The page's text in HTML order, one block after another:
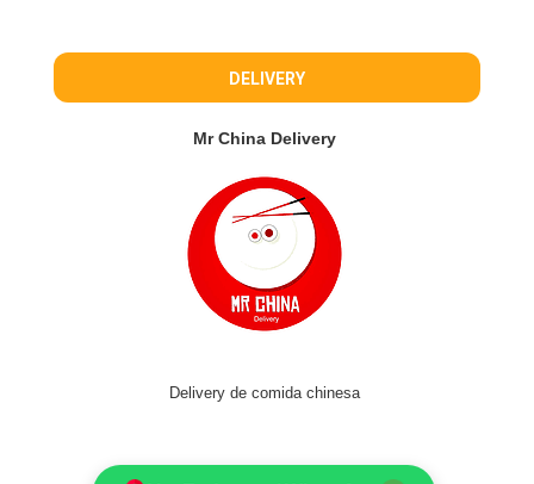
DELIVERY
Mr China Delivery
Delivery de comida chinesa